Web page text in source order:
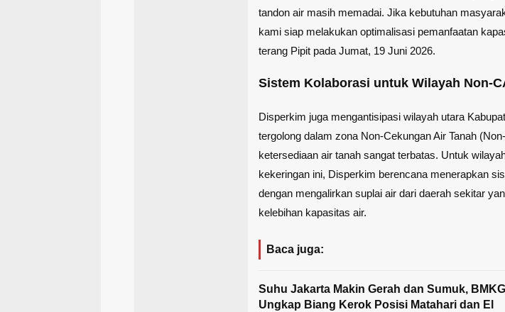
tandon air masih memadai. Jika kebutuhan
kami siap melakukan optimalisasi pemanfaatan
terang Pipit pada Jumat, 19 Juni 2026.
Sistem Kolaborasi untuk Wilayah Non-
Disperkim juga mengantisipasi wilayah utara
tergolong dalam zona Non-Cekungan Air Tanah
ketersediaan air tanah sangat terbatas. Untuk
kekeringan ini, Disperkim berencana menerapkan
dengan mengalirkan suplai air dari daerah sekitar
kelebihan kapasitas air.
Baca juga:
Suhu Jakarta Makin Gerah dan Sumuk, BMKG
Ungkap Biang Kerok Posisi Matahari dan El